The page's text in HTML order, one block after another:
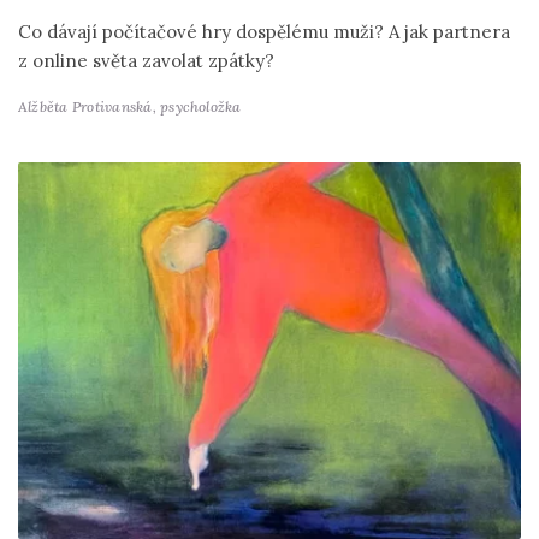
Co dávají počítačové hry dospělému muži? A jak partnera
z online světa zavolat zpátky?
Alžběta Protivanská,psycholožka